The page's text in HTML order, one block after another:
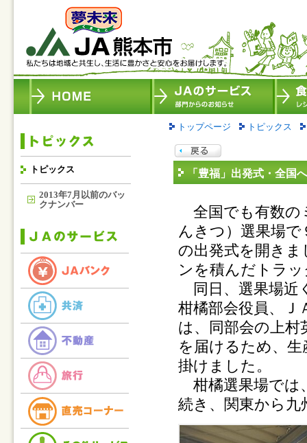
トピックス
2013年7月以前のバッ
クナンバー
トップページ トピックス
「豊福」出発式・全国
全国でも有数の
んきつ）選果場
の出発式を開き
ンを積んだトラ
同日、選果場近
柑橘部会役員、Ｊ
は、同部会の上
を届けるため、
掛けました。
柑橘選果場では
続き、関東から